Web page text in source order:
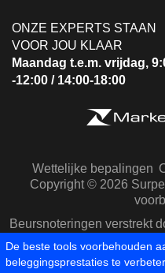
ONZE EXPERTS STAAN
VOOR JOU KLAAR
Maandag t.e.m. vrijdag,
-12:00 / 14:00-18:00
Wettelijke bepalingen
Copyright © 2026
Beursnoteringen verstrekt
De beste tools voorbehouden
beleggingsprestaties te